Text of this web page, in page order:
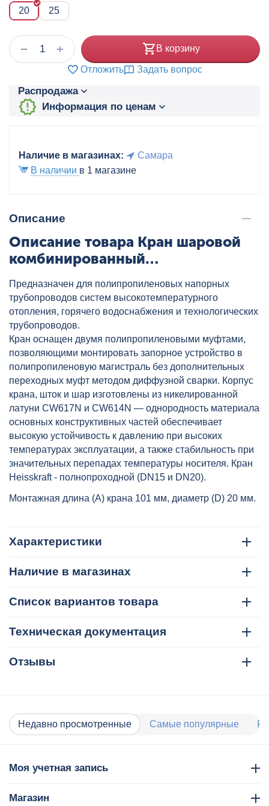
20
25
+
− В корзину
Отложить Задать вопрос
Распродажа
Информация по ценам
Наличие в магазинах:
Самара
В наличии в 1 магазине
Описание
Описание товара Кран шаровой
комбинированный
HEISSKRAFT, артикул: 41020
Предназначен для полипропиленовых напорных
трубопроводов систем высокотемпературного
отопления, горячего водоснабжения и технологических
трубопроводов.
Кран оснащен двумя полипропиленовыми муфтами,
позволяющими монтировать запорное устройство в
полипропиленовую магистраль без дополнительных
переходных муфт методом диффузной сварки. Корпус
крана, шток и шар изготовлены из никелированной
латуни CW617N и CW614N — однородность материала
основных конструктивных частей обеспечивает
высокую устойчивость к давлению при высоких
температурах эксплуатации, а также стабильность при
значительных перепадах температуры носителя. Кран
Heisskraft - полнопроходной (DN15 и DN20).
Монтажная длина (A) крана 101 мм, диаметр (D) 20 мм.
Характеристики
Наличие в магазинах
Список вариантов товара
Техническая документация
Отзывы
Недавно просмотренные Самые популярные
Моя учетная запись
Магазин